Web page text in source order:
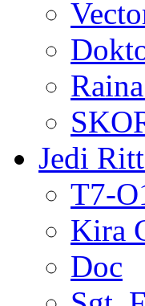
Jedi
T7-
Kira
Doc